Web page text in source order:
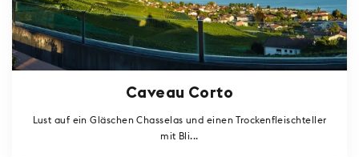
Caveau Corto
Lust auf ein Gläschen Chasselas und einen Trockenfleischteller
mit Bli...